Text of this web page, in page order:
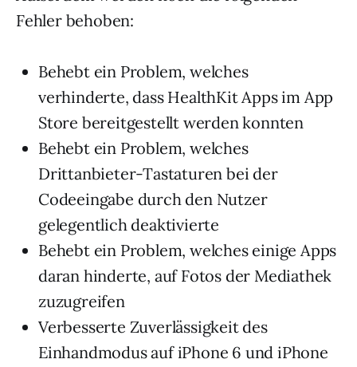
Fehler behoben:
Behebt ein Problem, welches
verhinderte, dass HealthKit Apps im App
Store bereitgestellt werden konnten
Behebt ein Problem, welches
Drittanbieter-Tastaturen bei der
Codeeingabe durch den Nutzer
gelegentlich deaktivierte
Behebt ein Problem, welches einige Apps
daran hinderte, auf Fotos der Mediathek
zuzugreifen
Verbesserte Zuverlässigkeit des
Einhandmodus auf iPhone 6 und iPhone